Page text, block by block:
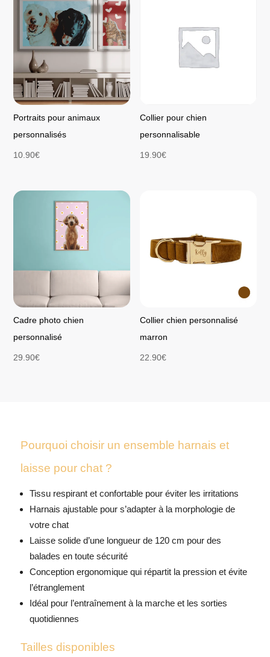
Portraits pour animaux
personnalisés
10.90€
Collier pour chien
personnalisable
19.90€
Cadre photo chien
personnalisé
29.90€
Collier chien personnalisé
marron
22.90€
Pourquoi choisir un ensemble harnais et
laisse pour chat ?
Tissu respirant et confortable pour éviter les irritations
Harnais ajustable pour s’adapter à la morphologie de
votre chat
Laisse solide d’une longueur de 120 cm pour des
balades en toute sécurité
Conception ergonomique qui répartit la pression et évite
l’étranglement
Idéal pour l’entraînement à la marche et les sorties
quotidiennes
Tailles disponibles